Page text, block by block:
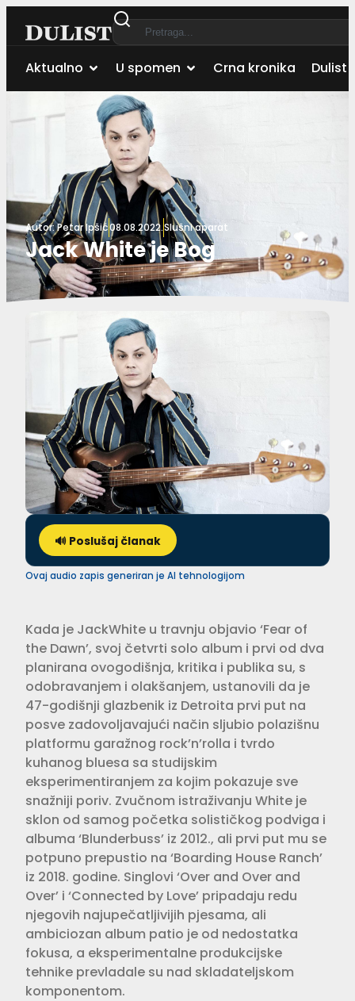
Aktualno U spomen Crna kronika Dulist
Autor:Petar Ipšić08.08.2022.Slušni aparat
Jack White je Bog
🔊 Poslušaj članak
Ovaj audio zapis generiran je AI tehnologijom
Kada je JackWhite u travnju obja­vio ‘Fear of
the Dawn’, svoj četvrti solo album i prvi od dva
planirana ovogo­dišnja, kritika i publika su, s
odobra­vanjem i olakšanjem, ustanovili da je
47-godišnji glazbenik iz Detroita prvi put na
posve zadovoljavajući način sljubio polazišnu
platformu garaž­nog rock’n’rolla i tvrdo
kuhanog blu­esa sa studijskim
eksperimentiranjem za kojim pokazuje sve
snažniji poriv. Zvučnom istraživanju White je
sklon od samog početka solističkog pod­viga i
albuma ‘Blunderbuss’ iz 2012., ali prvi put mu se
potpuno prepustio na ‘Boarding House Ranch’
iz 2018. godine. Singlovi ‘Over and Over and
Over’ i ‘Connected by Love’ pripadaju redu
njegovih najupečatljivijih pje­sama, ali
ambiciozan album patio je od nedostatka
fokusa, a eksperimen­talne produkcijske
tehnike prevladale su nad skladateljskom
komponentom.